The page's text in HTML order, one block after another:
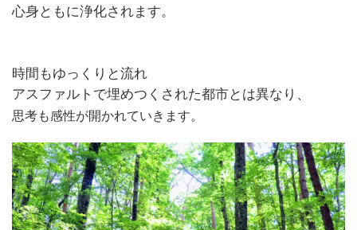
心身ともに浄化されます。
時間もゆっくりと流れ
アスファルトで埋めつくされた都市とは異なり、
思考も感性が開かれていきます。